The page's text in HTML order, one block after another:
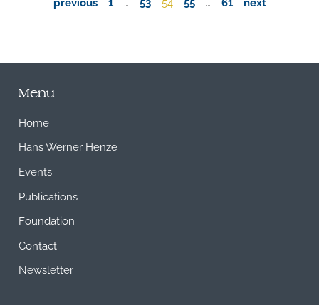
Menu
Home
Hans Werner Henze
Events
Publications
Foundation
Contact
Newsletter